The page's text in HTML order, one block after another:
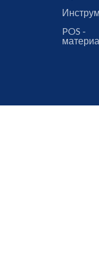
POS -